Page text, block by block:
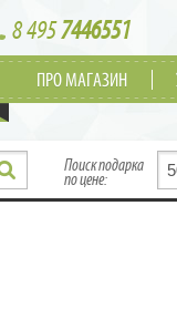
8 4957446551
ПРО МАГАЗИН
Поиск подарка
по цене: